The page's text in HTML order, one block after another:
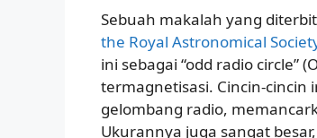
Sebuah makalah yang
the Royal Astronomical
ini sebagai “odd radio circle”
termagnetisasi. Cincin-cincin
gelombang radio,
Ukurannya juga sangat